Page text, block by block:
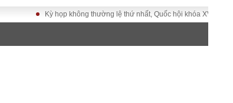
Kỳ họp không thường lệ thứ nhất, Quốc hội khóa XVI Đưa Nghị